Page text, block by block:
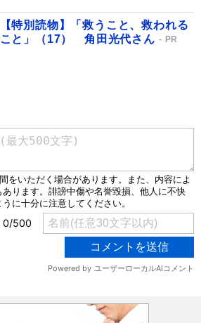
【特別読物】「救うこと、救われる
こと」（17） 角田光代さん
PR